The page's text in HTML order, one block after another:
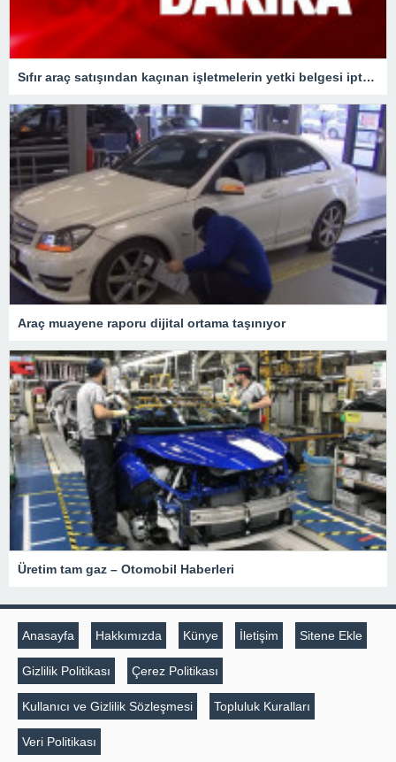
Sıfır araç satışından kaçınan işletmelerin yetki belgesi iptal edilecek
Araç muayene raporu dijital ortama taşınıyor
Üretim tam gaz – Otomobil Haberleri
Anasayfa Hakkımızda Künye İletişim Sitene Ekle
Gizlilik Politikası Çerez Politikası
Kullanıcı ve Gizlilik Sözleşmesi Topluluk Kuralları
Veri Politikası